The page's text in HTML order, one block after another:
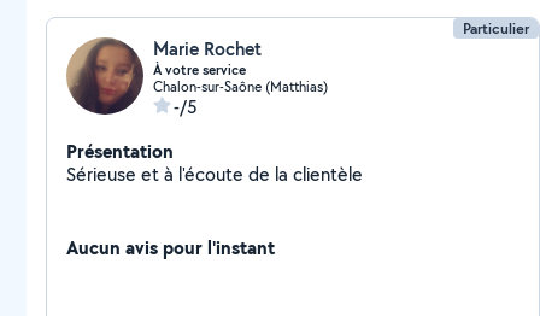
Particulier
Marie Rochet
À votre service
Chalon-sur-Saône (Matthias)
-/5
Présentation
Sérieuse et à l'écoute de la clientèle
Aucun avis pour l'instant